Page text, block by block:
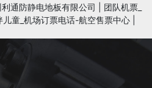
通防静电地板有限公司
团队机票_
童_机场订票电话-航空售票中心